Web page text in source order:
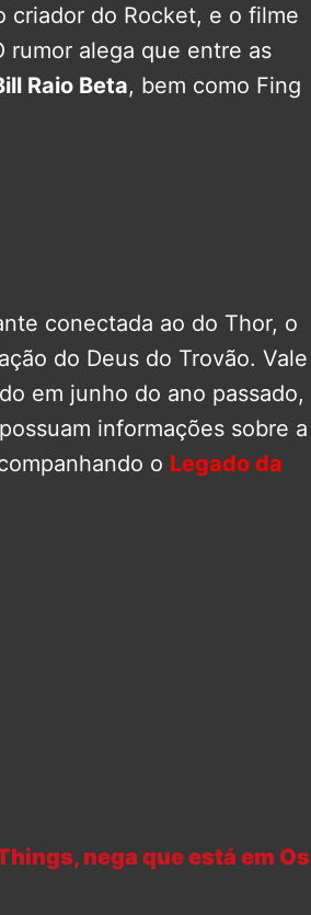
criador do Rocket, e o filme
rumor alega que entre as
Raio Beta, bem como Fing
conectada ao do Thor, o
do Deus do Trovão. Vale
em junho do ano passado,
informações sobre a
o Legado da
nega que está em Os